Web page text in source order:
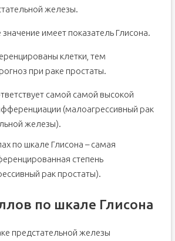
железы.
имеет показатель Глисона.
клетки, тем
при раке простаты.
самой самой высокой
(малоагрессивный рак
железы).
по шкале Глисона – самая
степень
рак простаты).
по шкале Глисона
предстательной железы